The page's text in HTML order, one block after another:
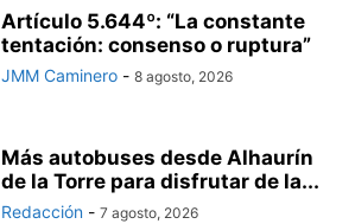
Artículo 5.644º: “La constante
tentación: consenso o ruptura”
JMM Caminero - 8 agosto, 2026
Más autobuses desde Alhaurín
de la Torre para disfrutar de la...
Redacción - 7 agosto, 2026